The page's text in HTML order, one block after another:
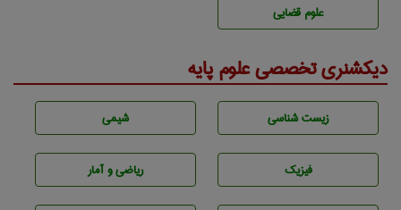
علوم قضایی
دیکشنری تخصصی علوم پایه
زيست شناسی شيمی
فیزیک ریاضی و آمار